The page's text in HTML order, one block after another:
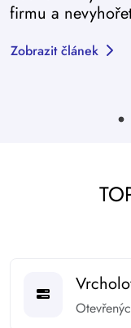
firmu a
Zobrazit článek